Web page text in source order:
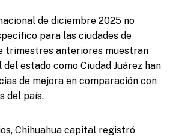
de diciembre 2025 no
para las ciudades de
trimestres anteriores muestran
estado como Ciudad Juárez han
de mejora en comparación con
del país.
Chihuahua capital registró